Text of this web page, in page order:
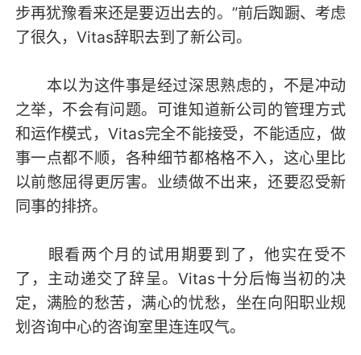
步再犹豫看来还是要迈出去的。”前后踟蹰、考虑
了很久，Vitas辞职去到了新公司。
本以为这件事是经过深思熟虑的，不是冲动
之举，不会有问题。可谁知道新公司的管理方式
和运作模式，Vitas完全不能接受，不能适应，做
事一点都不顺，各种细节都格格不入，这心里比
以前憋屈得更厉害。业绩做不出来，还要忍受新
同事的排挤。
眼看两个月的试用期要到了，他实在受不
了，主动递交了辞呈。Vitas十分后悔当初的决
定，满脸的愁苦，满心的忧愁，坐在向阳职业规
划咨询中心的咨询室里连连叹气。